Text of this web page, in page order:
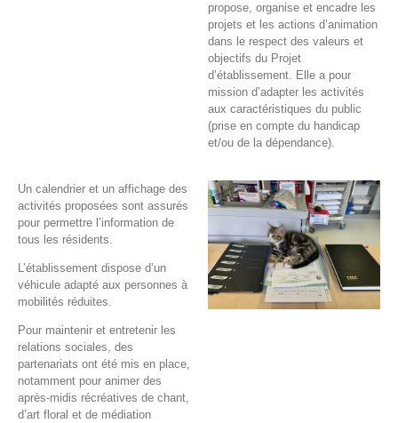
propose, organise et encadre les
projets et les actions d’animation
dans le respect des valeurs et
objectifs du Projet
d’établissement. Elle a pour
mission d’adapter les activités
aux caractéristiques du public
(prise en compte du handicap
et/ou de la dépendance).
Un calendrier et un affichage des
activités proposées sont assurés
pour permettre l’information de
tous les résidents.
L’établissement dispose d’un
véhicule adapté aux personnes à
mobilités réduites.
Pour maintenir et entretenir les
relations sociales, des
partenariats ont été mis en place,
notamment pour animer des
après-midis récréatives de chant,
d’art floral et de médiation